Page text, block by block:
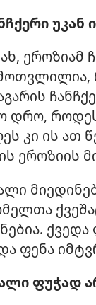
უკან
ეროზიამ
დრო,
კი ის ათ
ეროზიის
ფენა
ფუჭად